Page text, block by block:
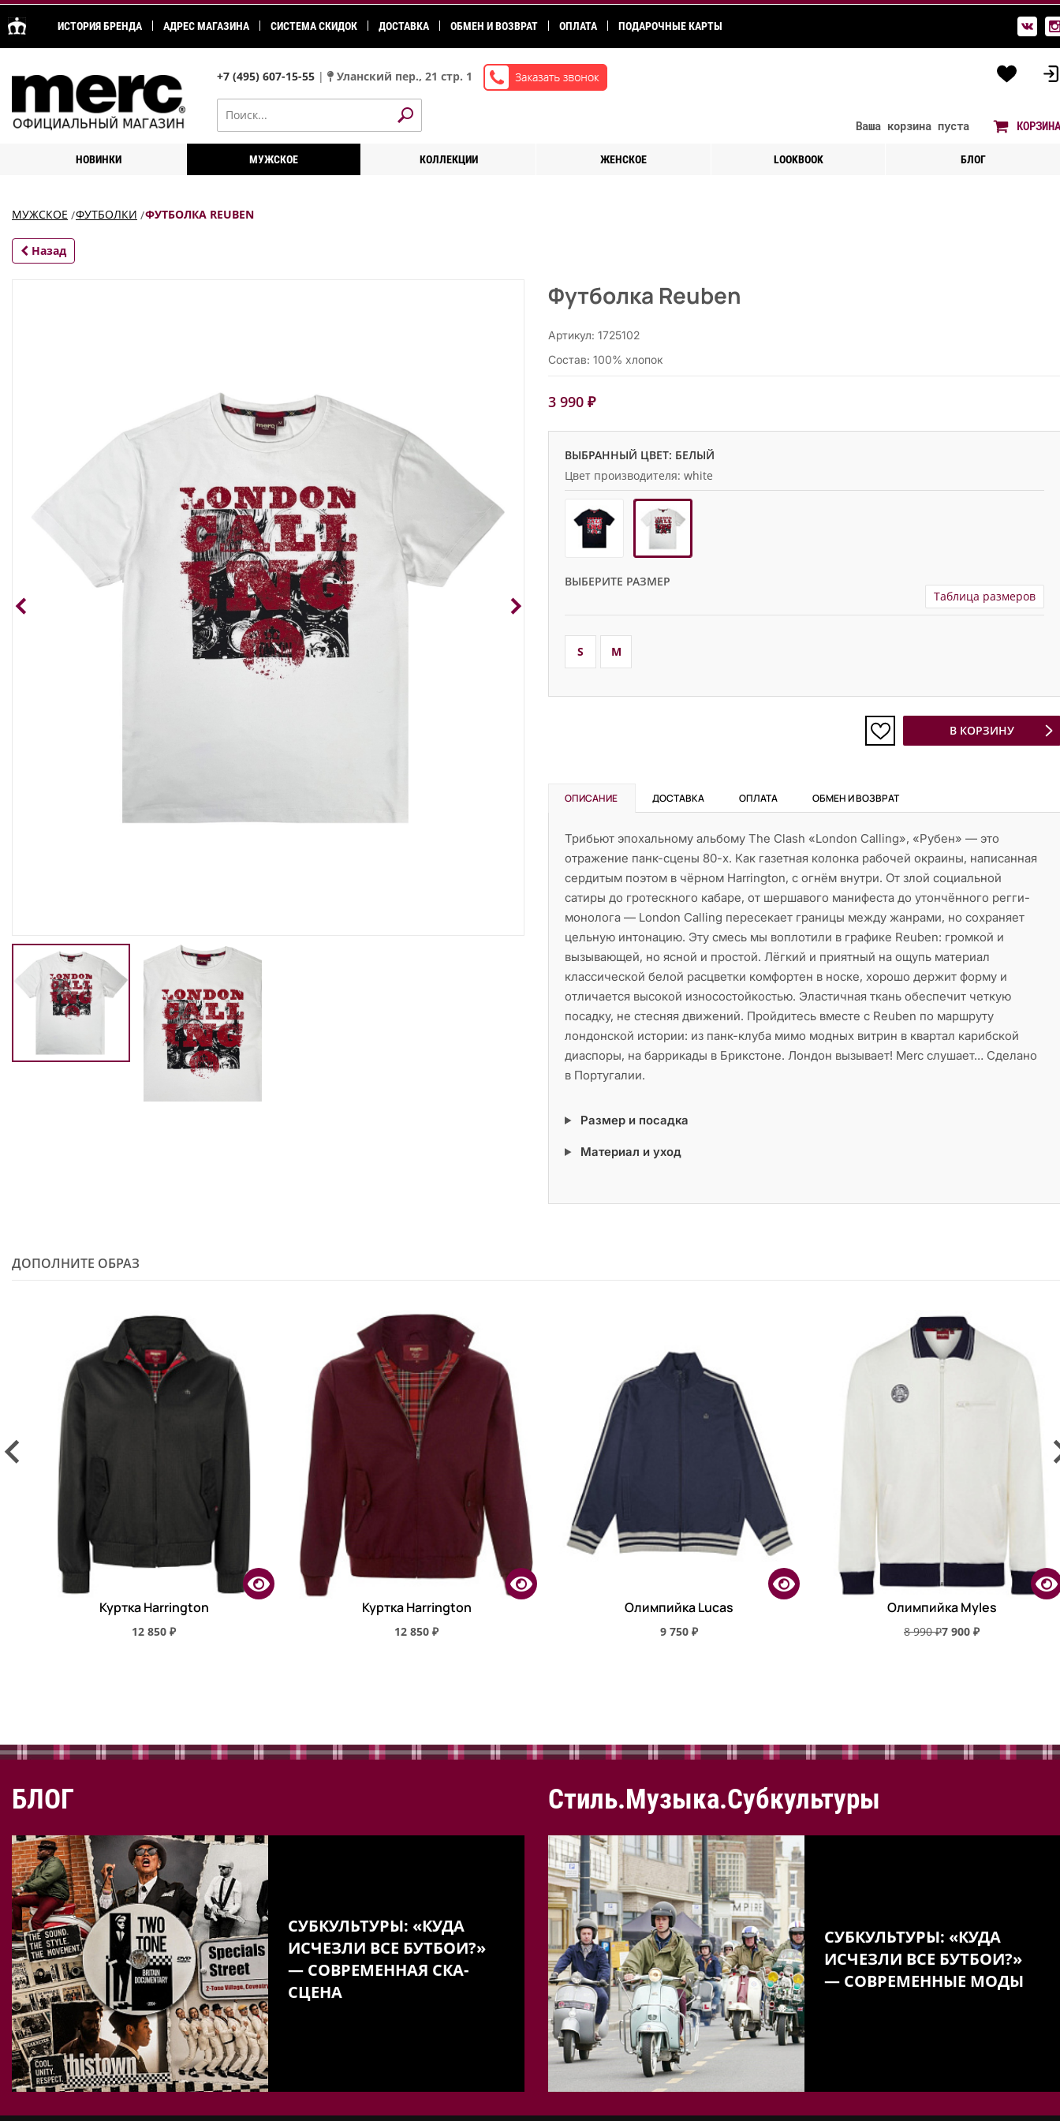
ИСТОРИЯ БРЕНДА АДРЕС МАГАЗИНА СИСТЕМА СКИДОК ДОСТАВКА ОБМЕН И ВОЗВРАТ ОПЛАТА ПОДАРОЧНЫЕ КАРТЫ
+7 (495) 607-15-55 | Уланский пер., 21 стр. 1
Ваша корзина пуста КОРЗИНА
НОВИНКИ МУЖСКОЕ КОЛЛЕКЦИИ ЖЕНСКОЕ LOOKBOOK БЛОГ
МУЖСКОЕ ФУТБОЛКИ ФУТБОЛКА REUBEN
Назад
Футболка Reuben
Артикул: 1725102
Состав: 100% хлопок
3 990 ₽
ВЫБРАННЫЙ ЦВЕТ: БЕЛЫЙ
Цвет производителя: white
ВЫБЕРИТЕ РАЗМЕР
Таблица размеров
S M
В КОРЗИНУ
ОПИСАНИЕ ДОСТАВКА ОПЛАТА ОБМЕН И ВОЗВРАТ
Трибьют эпохальному альбому The Clash «London Calling», «Рубен» — это
отражение панк-сцены 80-х. Как газетная колонка рабочей окраины, написанная
сердитым поэтом в чёрном Harrington, с огнём внутри. От злой социальной
сатиры до гротескного кабаре, от шершавого манифеста до утончённого регги-
монолога — London Calling пересекает границы между жанрами, но сохраняет
цельную интонацию. Эту смесь мы воплотили в графике Reuben: громкой и
вызывающей, но ясной и простой. Лёгкий и приятный на ощупь материал
классической белой расцветки комфортен в носке, хорошо держит форму и
отличается высокой износостойкостью. Эластичная ткань обеспечит четкую
посадку, не стесняя движений. Пройдитесь вместе с Reuben по маршруту
лондонской истории: из панк-клуба мимо модных витрин в квартал карибской
диаспоры, на баррикады в Брикстоне. Лондон вызывает! Merc слушает… Сделано
в Португалии.
Размер и посадка
Материал и уход
ДОПОЛНИТЕ ОБРАЗ
Куртка Harrington
12 850 ₽
Куртка Harrington
12 850 ₽
Олимпийка Lucas
9 750 ₽
Олимпийка Myles
8 990 ₽7 900 ₽
БЛОГ
СУБКУЛЬТУРЫ: «КУДА
ИСЧЕЗЛИ ВСЕ БУТБОИ?»
— СОВРЕМЕННАЯ СКА-
СЦЕНА
Стиль.Музыка.Субкультуры
СУБКУЛЬТУРЫ: «КУДА
ИСЧЕЗЛИ ВСЕ БУТБОИ?»
— СОВРЕМЕННЫЕ МОДЫ